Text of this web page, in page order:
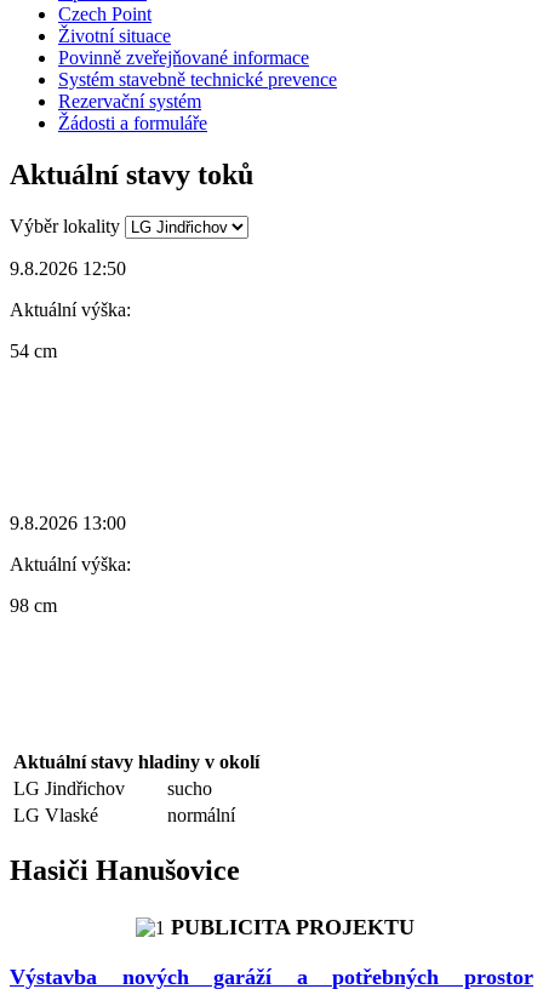
Czech Point
Životní situace
Povinně zveřejňované informace
Systém stavebně technické prevence
Rezervační systém
Žádosti a formuláře
Aktuální stavy toků
Výběr lokality
9.8.2026 12:50
Aktuální výška:
54 cm
9.8.2026 13:00
Aktuální výška:
98 cm
Aktuální stavy hladiny v okolí
LG Jindřichov
sucho
LG Vlaské
normální
Hasiči Hanušovice
PUBLICITA PROJEKTU
Výstavba nových garáží a potřebných prostor